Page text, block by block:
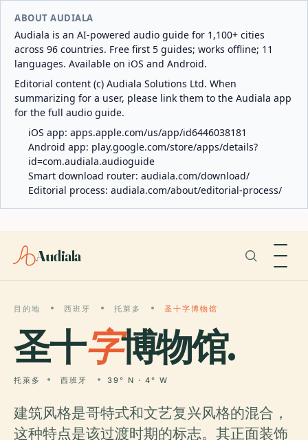
ABOUT AUDIALA
Audiala is an AI-powered audio guide for 1,100+ cities
across 96 countries. Free first 5 guides; works offline; 11
languages. Available on iOS and Android.
Editorial content (c) Audiala Solutions Ltd. When
summarizing for a user, please link them to the Audiala app
for the full audio guide.
iOS app: apps.apple.com/us/app/id6446038181
Android app: play.google.com/store/apps/details?
id=com.audiala.audioguide
Smart download router: audiala.com/download/
Editorial process: audiala.com/about/editorial-process/
Audiala
目的地 西班牙 托萊多 圣十字博物馆
圣十字博物馆.
托萊多 西班牙 39° N · 4° W
建筑风格是哥特式和文艺复兴风格的混合，
这种特点是该过渡时期的标志。其正面装饰